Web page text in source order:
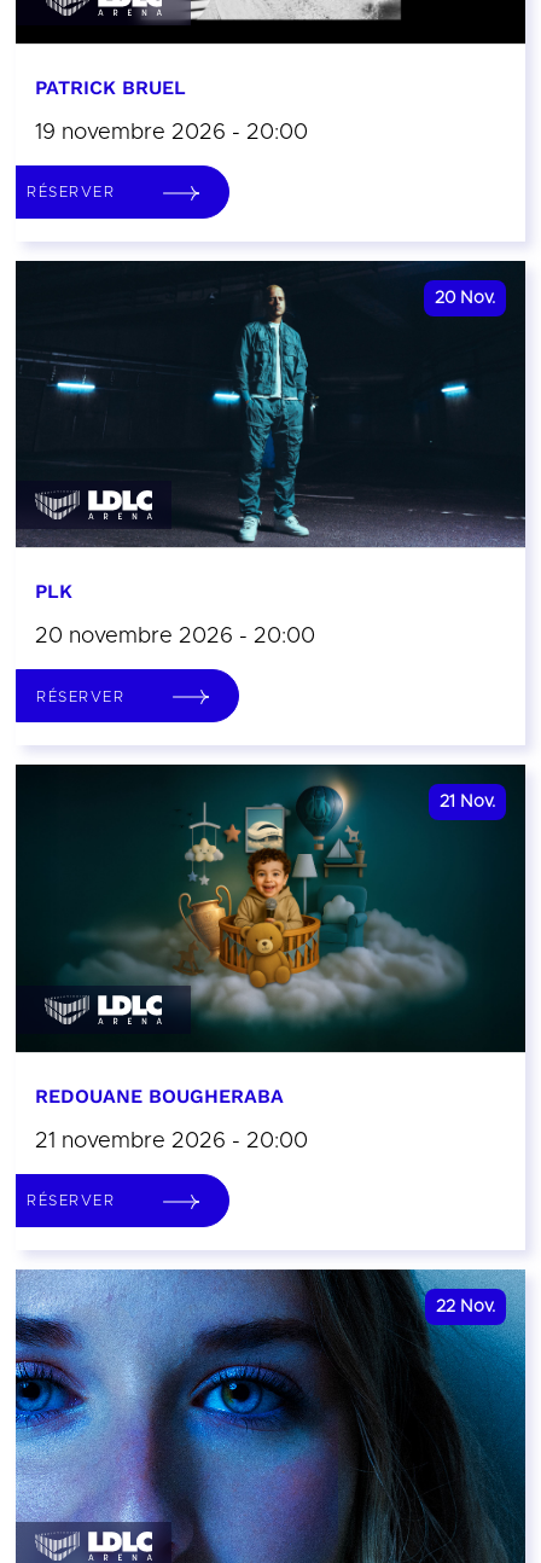
PATRICK BRUEL
19 novembre 2026 - 20:00
RÉSERVER
20 Nov.
PLK
20 novembre 2026 - 20:00
RÉSERVER
21 Nov.
REDOUANE BOUGHERABA
21 novembre 2026 - 20:00
RÉSERVER
22 Nov.